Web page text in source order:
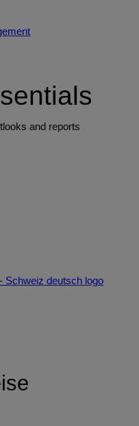
and reports